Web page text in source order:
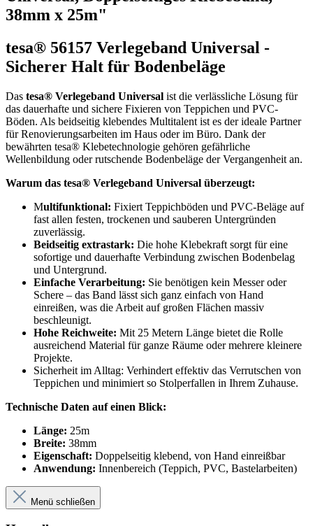
38mm x 25m"
tesa® 56157 Verlegeband Universal -
Sicherer Halt für Bodenbeläge
Das tesa® Verlegeband Universal ist die verlässliche Lösung für
das dauerhafte und sichere Fixieren von Teppichen und PVC-
Böden. Als beidseitig klebendes Multitalent ist es der ideale Partner
für Renovierungsarbeiten im Haus oder im Büro. Dank der
bewährten tesa® Klebetechnologie gehören gefährliche
Wellenbildung oder rutschende Bodenbeläge der Vergangenheit an.
Warum das tesa® Verlegeband Universal überzeugt:
Multifunktional: Fixiert Teppichböden und PVC-Beläge auf
fast allen festen, trockenen und sauberen Untergründen
zuverlässig.
Beidseitig extrastark: Die hohe Klebekraft sorgt für eine
sofortige und dauerhafte Verbindung zwischen Bodenbelag
und Untergrund.
Einfache Verarbeitung: Sie benötigen kein Messer oder
Schere – das Band lässt sich ganz einfach von Hand
einreißen, was die Arbeit auf großen Flächen massiv
beschleunigt.
Hohe Reichweite: Mit 25 Metern Länge bietet die Rolle
ausreichend Material für ganze Räume oder mehrere kleinere
Projekte.
Sicherheit im Alltag: Verhindert effektiv das Verrutschen von
Teppichen und minimiert so Stolperfallen in Ihrem Zuhause.
Technische Daten auf einen Blick:
Länge: 25m
Breite: 38mm
Eigenschaft: Doppelseitig klebend, von Hand einreißbar
Anwendung: Innenbereich (Teppich, PVC, Bastelarbeiten)
Menü schließen